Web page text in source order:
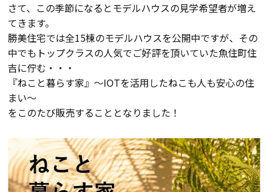
おすすめ分譲地
手間ひまかけた家づくり
KATSUMIの標準仕様 和暮-なごみ-
素材とデザイン
耐震性能+制震性能
さて、この季節になるとモデルハウスの見学希望者が増え
てきます。
勝美住宅では全15棟のモデルハウスを公開中ですが、その
中でもトップクラスの人気でご好評を頂いていた魚住町住
吉に佇む・・・
『ねこと暮らす家』～IOTを活用したねこも人も安心の住
まい～
をこのたび販売することとなりました！